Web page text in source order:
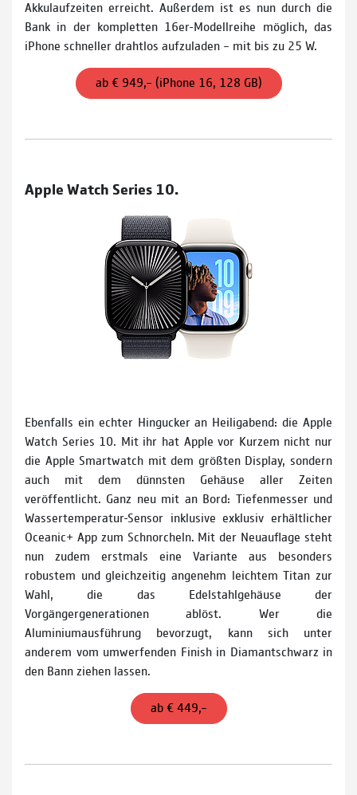
Akkulaufzeiten erreicht. Außerdem ist es nun durch die
Bank in der kompletten 16er-Modellreihe möglich, das
iPhone schneller drahtlos aufzuladen – mit bis zu 25 W.
ab € 949,– (iPhone 16, 128 GB)
Apple Watch Series 10.
Ebenfalls ein echter Hingucker an Heiligabend: die Apple
Watch Series 10. Mit ihr hat Apple vor Kurzem nicht nur
die Apple Smartwatch mit dem größten Display, sondern
auch mit dem dünnsten Gehäuse aller Zeiten
veröffentlicht. Ganz neu mit an Bord: Tiefen­messer und
Wasser­tempe­ratur-Sensor inklusive exklusiv erhältlicher
Oceanic+ App zum Schnorcheln. Mit der Neuauflage steht
nun zudem erstmals eine Variante aus besonders
robustem und gleichzeitig angenehm leichtem Titan zur
Wahl, die das Edelstahlgehäuse der
Vorgängergenerationen ablöst. Wer die
Aluminiumausführung bevorzugt, kann sich unter
anderem vom umwerfenden Finish in Diamantschwarz in
den Bann ziehen lassen.
ab € 449,–